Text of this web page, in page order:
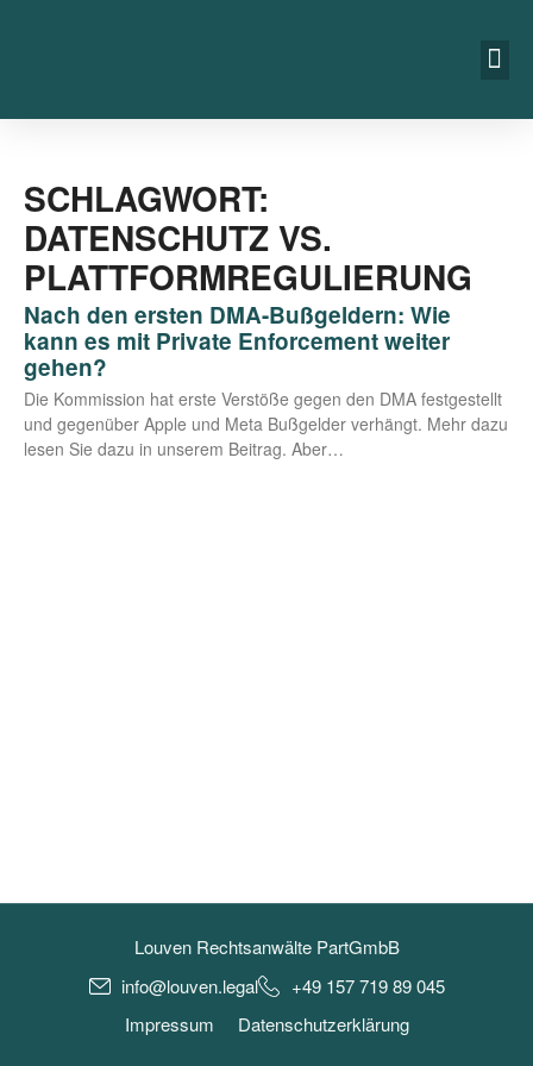
SCHLAGWORT:
DATENSCHUTZ VS.
PLATTFORMREGULIERUNG
Nach den ersten DMA-Bußgeldern: Wie
kann es mit Private Enforcement weiter
gehen?
Die Kom­mis­si­on hat ers­te Ver­stö­ße gegen den DMA fest­ge­stellt
und gegen­über Apple und Meta Buß­gel­der ver­hängt. Mehr dazu
lesen Sie dazu in unse­rem Bei­trag. Aber…
Louven Rechtsanwälte PartGmbB
info@louven.legal
+49 157 719 89 045
Impressum
Datenschutzerklärung